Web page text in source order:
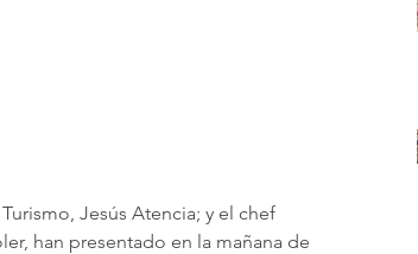
Jesús Atencia; y el chef
han presentado en la mañana de